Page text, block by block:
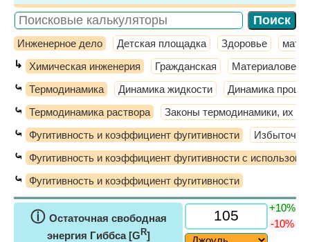
Инженерное дело Детская площадка Здоровье
↳ Химическая инженерия Гражданская
⤿ Термодинамика Динамика жидкости Динамика
⤿ Термодинамика раствора Законы термодинамики, их
⤿ Фугитивность и коэффициент фугитивности
⤿ Фугитивность и коэффициент фугитивности с
⤿ Фугитивность и коэффициент фугитивности
ⓘ Остаточная свободная
энергия Гиббса [G R]
+10%
-10%